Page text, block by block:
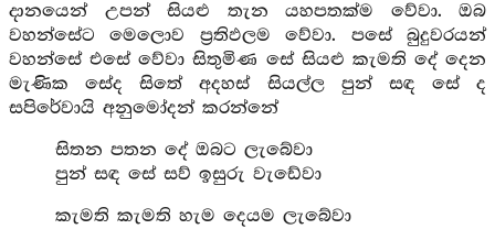
දානයෙන් උපන් සියළු තැන යහපතක්ම වේවා. ඔබ
වහන්සේට මෙලොව ප්‍රතිඵලම වේවා. පසේ බුදුවරයන්
වහන්සේ එසේ වේවා සිතුමිණ සේ සියළු කැමති දේ දෙන
මැණික සේද සිතේ අදහස් සියල්ල පුන් සඳ සේ ද
සපිරේවායි අනුමෝදන් කරන්නේ
සිතන පතන දේ ඔබට ලැබේවා
පුන් සඳ සේ සව් ඉසුරු වැඩේවා
කැමති කැමති හැම දෙයම ලැබේවා